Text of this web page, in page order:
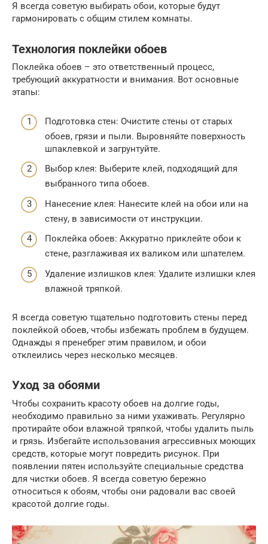
Я всегда советую выбирать обои, которые будут
гармонировать с общим стилем комнаты.
Технология поклейки обоев
Поклейка обоев – это ответственный процесс,
требующий аккуратности и внимания. Вот основные
этапы:
Подготовка стен: Очистите стены от старых
обоев, грязи и пыли. Выровняйте поверхность
шпаклевкой и загрунтуйте.
Выбор клея: Выберите клей, подходящий для
выбранного типа обоев.
Нанесение клея: Нанесите клей на обои или на
стену, в зависимости от инструкции.
Поклейка обоев: Аккуратно приклейте обои к
стене, разглаживая их валиком или шпателем.
Удаление излишков клея: Удалите излишки клея
влажной тряпкой.
Я всегда советую тщательно подготовить стены перед
поклейкой обоев, чтобы избежать проблем в будущем.
Однажды я пренебрег этим правилом, и обои
отклеились через несколько месяцев.
Уход за обоями
Чтобы сохранить красоту обоев на долгие годы,
необходимо правильно за ними ухаживать. Регулярно
протирайте обои влажной тряпкой, чтобы удалить пыль
и грязь. Избегайте использования агрессивных моющих
средств, которые могут повредить рисунок. При
появлении пятен используйте специальные средства
для чистки обоев. Я всегда советую бережно
относиться к обоям, чтобы они радовали вас своей
красотой долгие годы.